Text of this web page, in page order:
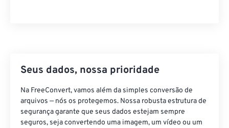
Seus dados, nossa prioridade
Na FreeConvert, vamos além da simples conversão de
arquivos — nós os protegemos. Nossa robusta estrutura de
segurança garante que seus dados estejam sempre
seguros, seja convertendo uma imagem, um vídeo ou um